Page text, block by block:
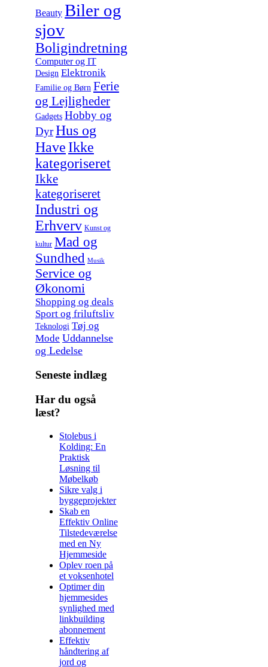
Beauty Biler og
sjov
Boligindretning
Computer og IT
Design Elektronik
Familie og Børn Ferie
og Lejligheder
Gadgets Hobby og
DyrHus og
Have Ikke
kategoriseret
Ikke
kategoriseret
Industri og
Erhverv Kunst og
kultur Mad og
Sundhed Musik
Service og
Økonomi
Shopping og deals
Sport og friluftsliv
Teknologi Tøj og
Mode Uddannelse
og Ledelse
Seneste indlæg
Har du også
læst?
Stolebus i
Kolding: En
Praktisk
Løsning til
Møbelkøb
Sikre valg i
byggeprojekter
Skab en
Effektiv Online
Tilstedeværelse
med en Ny
Hjemmeside
Oplev roen på
et voksenhotel
Optimer din
hjemmesides
synlighed med
linkbuilding
abonnement
Effektiv
håndtering af
jord og